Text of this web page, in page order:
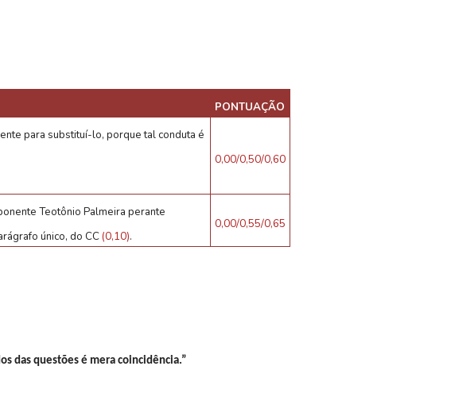
PONTUAÇÃO
para substituí-lo, porque tal conduta é
0,00/0,50/0,60
Teotônio Palmeira perante
único, do CC(0,10).
0,00/0,55/0,65
das questões é mera coincidência.”